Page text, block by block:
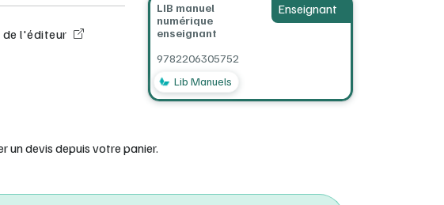
pour 10 licences
de l'éditeur
Enseignant
LIB manuel
numérique
enseignant
9782206305752
Lib Manuels
un devis depuis votre panier.